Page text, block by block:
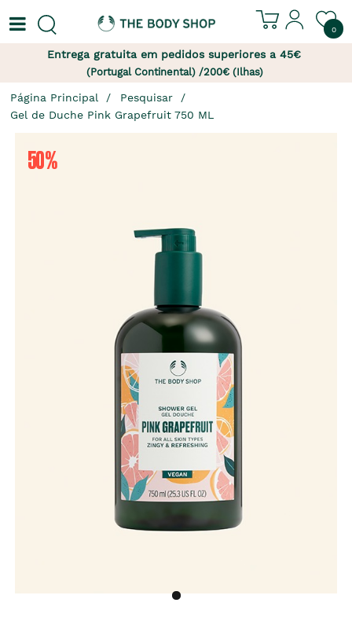
0
Entrega gratuita em pedidos superiores a 45€
(Portugal Continental) /200€ (Ilhas)
Página Principal
Pesquisar
Gel de Duche Pink Grapefruit 750 ML